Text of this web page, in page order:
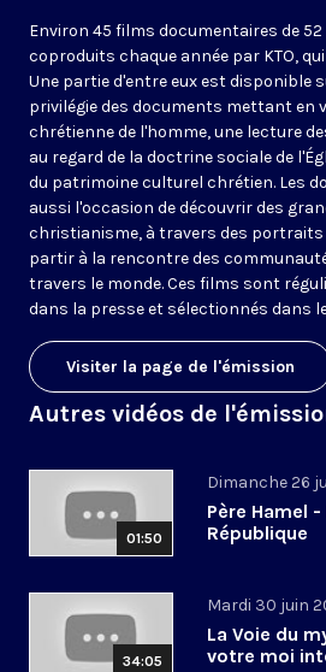
Environ 45 films documentaires de
coproduits chaque année par KTO,
Une partie d'entre eux est disponible
privilégie des documents mettant en
chrétienne de l'homme, une lecture
au regard de la doctrine sociale de
du patrimoine culturel chrétien. Les
aussi l'occasion de découvrir des
christianisme, à travers des portraits
partir à la rencontre des
travers le monde. Ces films sont
dans la presse et sélectionnés dans
Visiter la page de l'émission
Autres vidéos de
01:50
Dimanche 26
Père Hamel
République
34:05
Mardi 30 juin
La Voie du
votre moi